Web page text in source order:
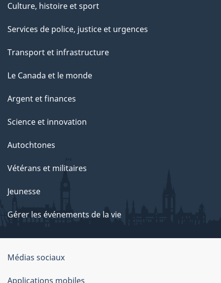
Culture, histoire et sport
Services de police, justice et urgences
Transport et infrastructure
Le Canada et le monde
Argent et finances
Science et innovation
Autochtones
Vétérans et militaires
Jeunesse
Gérer les événements de la vie
Organisation
du
Médias sociaux
Applications mobiles